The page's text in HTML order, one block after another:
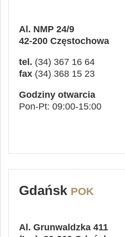
Al. NMP 24/9
42-200 Częstochowa
tel. (34) 367 16 64
fax (34) 368 15 23
Godziny otwarcia
Pon-Pt: 09:00-15:00
Gdańsk POK
Al. Grunwaldzka 411